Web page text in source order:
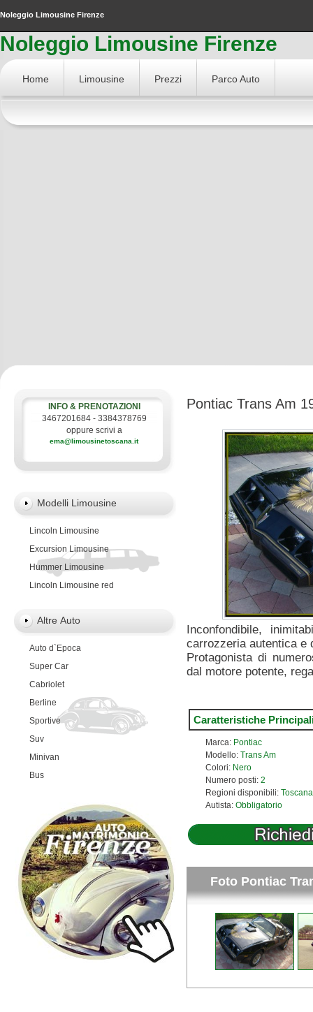
Noleggio Limousine Firenze
Noleggio Limousine Firenze
Home Limousine Prezzi Parco Auto
INFO & PRENOTAZIONI
3467201684 - 3384378769
oppure scrivi a
ema@limousinetoscana.it
Modelli Limousine
Lincoln Limousine
Excursion Limousine
Hummer Limousine
Lincoln Limousine red
Altre Auto
Auto d`Epoca
Super Car
Cabriolet
Berline
Sportive
Suv
Minivan
Bus
Pontiac Trans Am
Inconfondibile,
carrozzeria autentica e
Protagonista di
dal motore potente,
Caratteristiche
Marca: Pontiac
Modello: Trans Am
Colori: Nero
Numero posti: 2
Regioni disponibili:
Autista: Obbligatorio
Foto Pontiac